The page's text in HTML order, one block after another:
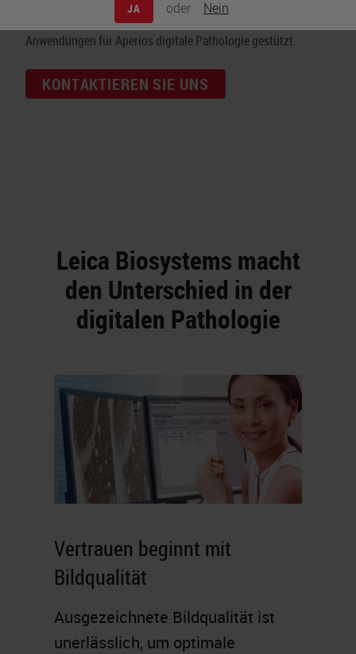
JA oder Nein
weltweiten Erfahrungen in der Einrichtung tausender
Anwendungen für Aperios digitale Pathologie gestützt.
KONTAKTIEREN SIE UNS
Leica Biosystems macht
den Unterschied in der
digitalen Pathologie
Vertrauen beginnt mit
Bildqualität
Ausgezeichnete Bildqualität ist
unerlässlich, um optimale